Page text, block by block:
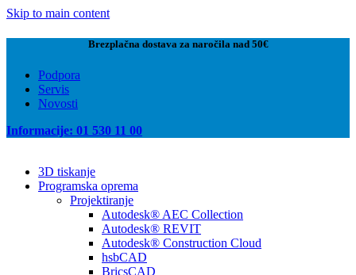
Skip to main content
Brezplačna dostava za naročila nad 50€
Podpora
Servis
Novosti
Informacije: 01 530 11 00
3D tiskanje
Programska oprema
Projektiranje
Autodesk® AEC Collection
Autodesk® REVIT
Autodesk® Construction Cloud
hsbCAD
BricsCAD